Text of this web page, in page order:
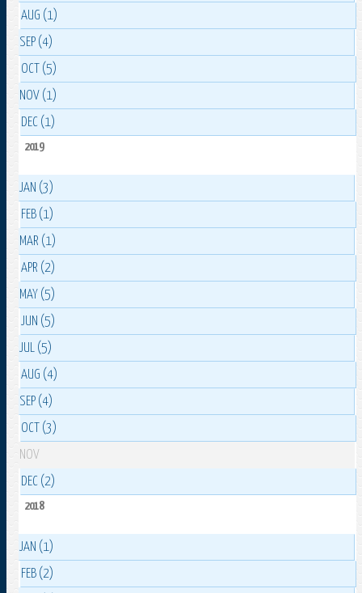
AUG (1)
SEP (4)
OCT (5)
NOV (1)
DEC (1)
2019
JAN (3)
FEB (1)
MAR (1)
APR (2)
MAY (5)
JUN (5)
JUL (5)
AUG (4)
SEP (4)
OCT (3)
NOV
DEC (2)
2018
JAN (1)
FEB (2)